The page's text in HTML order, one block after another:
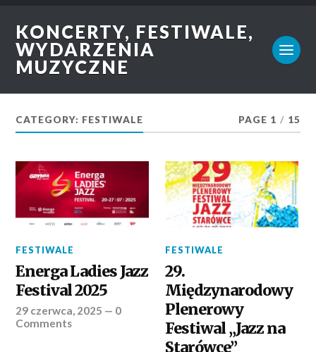
KONCERTY, FESTIWALE,
WYDARZENIA
MUZYCZNE
CATEGORY: FESTIWALE PAGE 1 / 15
FESTIWALE
Energa Ladies Jazz
Festival 2025
29 czerwca, 2025 — 0
Comments
FESTIWALE
29.
Międzynarodowy
Plenerowy
Festiwal „Jazz na
Starówce”